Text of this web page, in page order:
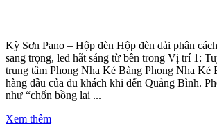
Kỳ Sơn Pano – Hộp đèn Hộp đèn dải phân
sang trọng, led hắt sáng từ bên trong Vị trí 1:
trung tâm Phong Nha Kẻ Bàng Phong Nha Kẻ
hàng đầu của du khách khi đến Quảng Bình.
như “chốn bồng lai ...
Xem thêm